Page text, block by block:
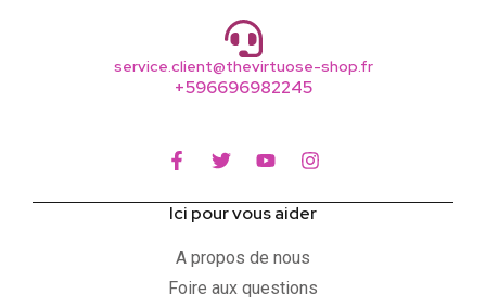
service.client@thevirtuose-shop.fr
+596696982245
Ici pour vous aider
A propos de nous
Foire aux questions